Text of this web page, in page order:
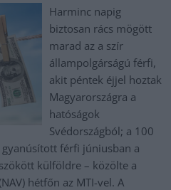
Harminc napig
biztosan rács mögött
marad az a szír
állampolgárságú férfi,
akit péntek éjjel hoztak
Magyarországra a
hatóságok
Svédországból; a 100
férfi júniusban a
külföldre – közölte a
hétfőn az MTI-vel. A